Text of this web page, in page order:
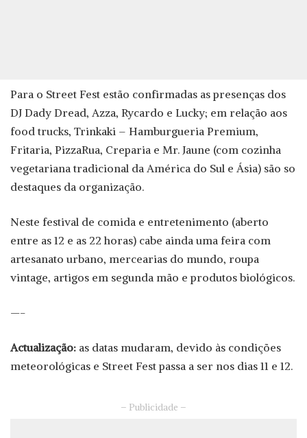
Para o Street Fest estão confirmadas as presenças dos
DJ Dady Dread, Azza, Rycardo e Lucky; em relação aos
food trucks, Trinkaki – Hamburgueria Premium,
Fritaria, PizzaRua, Creparia e Mr. Jaune (com cozinha
vegetariana tradicional da América do Sul e Ásia) são so
destaques da organização.
Neste festival de comida e entretenimento (aberto
entre as 12 e as 22 horas) cabe ainda uma feira com
artesanato urbano, mercearias do mundo, roupa
vintage, artigos em segunda mão e produtos biológicos.
—-
Actualização: as datas mudaram, devido às condições
meteorológicas e Street Fest passa a ser nos dias 11 e 12.
– Publicidade –